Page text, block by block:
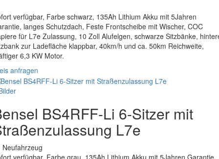
verfügbar, Farbe schwarz, 135Ah Lithium Akku mit 5Jahren
langes Schutzdach, Feste Frontscheibe mit Wischer, COC
für L7e Zulassung, 10 Zoll Alufelgen, schwarze Sitzbänke,
zur Ladefläche klappbar, 40km/h und ca. 50km Reichweite,
6,3 KW Motor.
anfragen
BS4RFF-Li 6-Sitzer mit
L7e
Neufahrzeug